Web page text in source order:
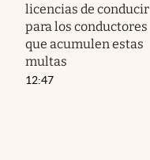
licencias de conducir
para los conductores
que acumulen estas
multas
12:47